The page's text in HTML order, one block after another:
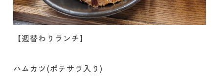
【週替わりランチ】
ハムカツ(ポテサラ入り)